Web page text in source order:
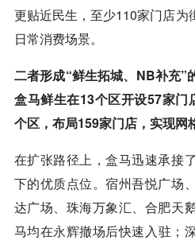
更贴近民生，至少110家门店为
日常消费场景。
二者形成“鲜生拓城、NB补充”
盒马鲜生在13个区开设57家
个区，布局159家门店，实现网
在扩张路径上，盒马迅速承接了
下的优质点位。宿州吾悦广场
达广场、珠海万象汇、合肥天
马均在永辉撤场后快速入驻；